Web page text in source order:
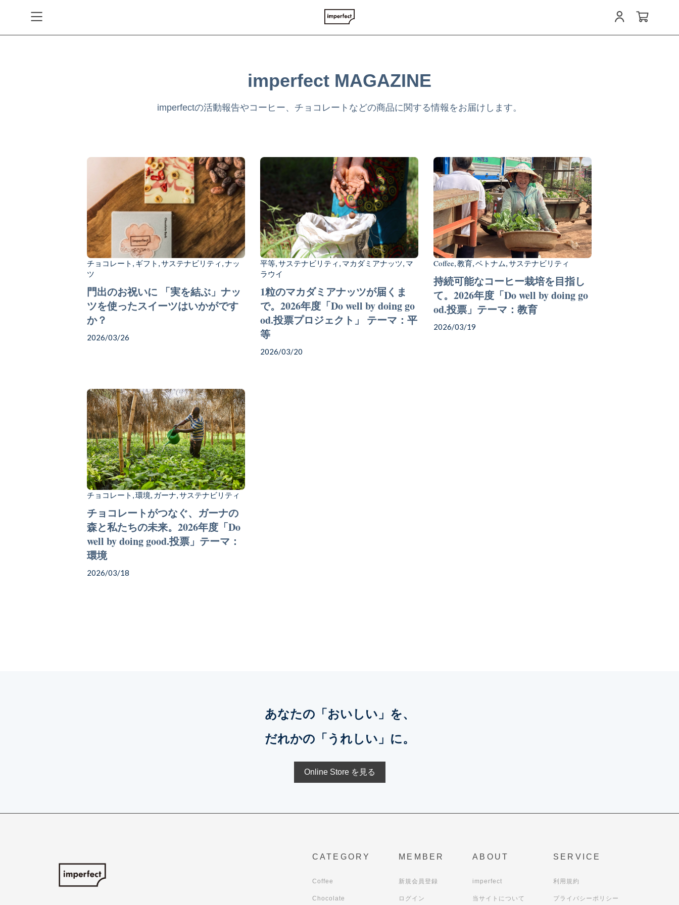
imperfect MAGAZINE
imperfectの活動報告やコーヒー、チョコレートなどの商品に関する情報をお届けします。
チョコレート , ギフト ,サステナビリティ ,ナッ
ツ
門出のお祝いに 「実を結ぶ」ナッ
ツを使ったスイーツはいかがです
か？
2026/03/26
平等,サステナビリティ , マカダミアナッツ, マ
ラウイ
1粒のマカダミアナッツが届くま
で。2026年度「Do well by doing go
od.投票プロジェクト」 テーマ：平
等
2026/03/20
Coffee,教育,ベトナム,サステナビリティ
持続可能なコーヒー栽培を目指し
て。2026年度「Do well by doing go
od.投票」テーマ：教育
2026/03/19
チョコレート ,環境, ガーナ,サステナビリティ
チョコレートがつなぐ、ガーナの
森と私たちの未来。2026年度「Do
well by doing good.投票」テーマ：
環境
2026/03/18
あなたの「おいしい」を、
だれかの「うれしい」に。
Online Store を見る
CATEGORY
Coffee
Chocolate
MEMBER
新規会員登録
ログイン
ABOUT
imperfect
当サイトについて
SERVICE
利用規約
プライバシーポリシー